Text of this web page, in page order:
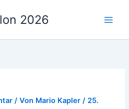
2026
/ Von Mario Kapler/ 25.